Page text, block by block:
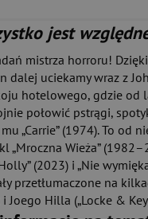
jest
mistrza horroru!
dalej uciekamy wraz z
hotelowego, gdzie od
połowić pstrągi,
„Carrie” (1974). To
„Mroczna Wieża”
(2023) i „Nie
przetłumaczone na
Joego Hilla („Locke &